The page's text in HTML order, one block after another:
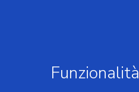
Funzionalità